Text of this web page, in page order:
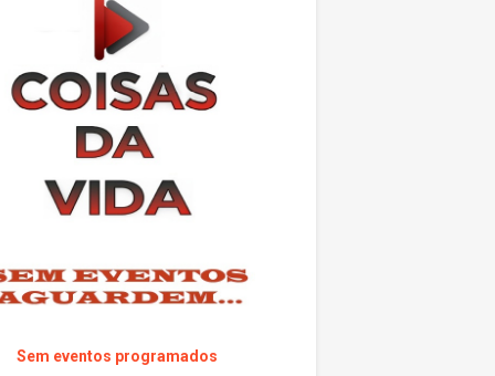
Sem eventos programados